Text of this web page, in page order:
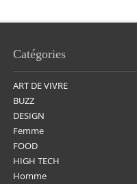
Catégories
ART DE VIVRE
BUZZ
DESIGN
Femme
FOOD
HIGH TECH
Homme